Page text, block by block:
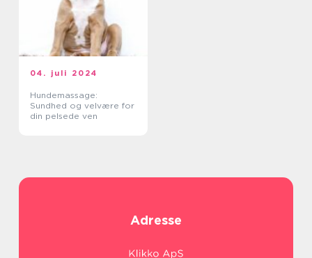
04. juli 2024
Hundemassage:
Sundhed og velvære for
din pelsede ven
Adresse